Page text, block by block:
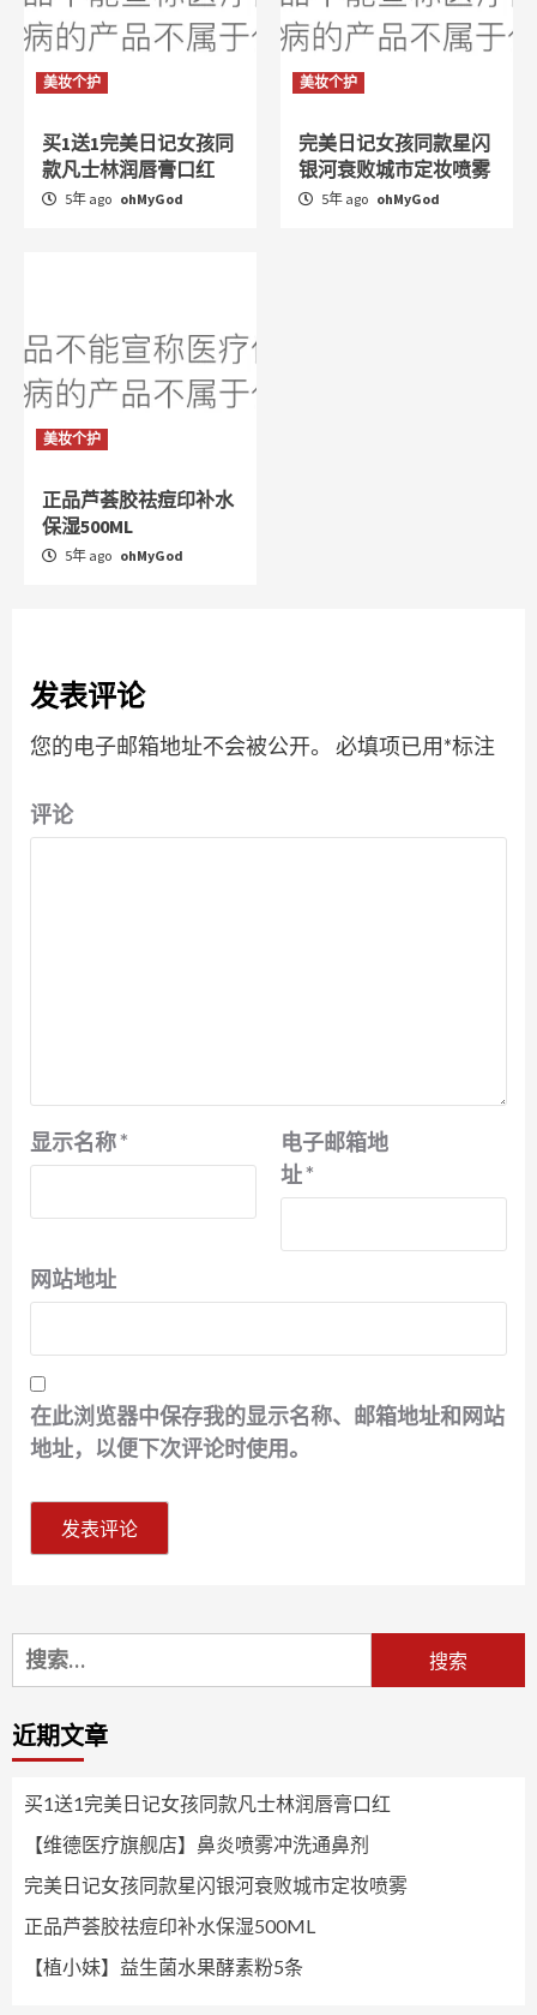
美妆个护
买1送1完美日记女孩同
款凡士林润唇膏口红
5年 ago ohMyGod
美妆个护
完美日记女孩同款星闪
银河衰败城市定妆喷雾
5年 ago ohMyGod
美妆个护
正品芦荟胶祛痘印补水
保湿500ML
5年 ago ohMyGod
发表评论
您的电子邮箱地址不会被公开。 必填项已用*标注
评论
显示名称*
电子邮箱地
址*
网站地址
在此浏览器中保存我的显示名称、邮箱地址和网站
地址，以便下次评论时使用。
搜
索：
近期文章
买1送1完美日记女孩同款凡士林润唇膏口红
【维德医疗旗舰店】鼻炎喷雾冲洗通鼻剂
完美日记女孩同款星闪银河衰败城市定妆喷雾
正品芦荟胶祛痘印补水保湿500ML
【植小妹】益生菌水果酵素粉5条